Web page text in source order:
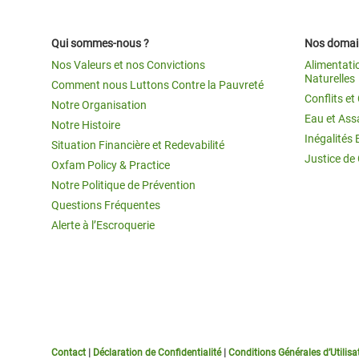
Qui sommes-nous ?
Nos Valeurs et nos Convictions
Comment nous Luttons Contre la Pauvreté
Notre Organisation
Notre Histoire
Situation Financière et Redevabilité
Oxfam Policy & Practice
Notre Politique de Prévention
Questions Fréquentes
Alerte à l’Escroquerie
Nos
Naturelles
Conflits et
Eau et
Inégalités
Justice de
Contact Déclaration de Confidentialité| Conditions Générales